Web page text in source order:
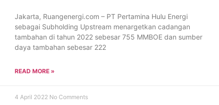
Jakarta, Ruangenergi.com – PT Pertamina Hulu Energi
sebagai Subholding Upstream menargetkan cadangan
tambahan di tahun 2022 sebesar 755 MMBOE dan sumber
daya tambahan sebesar 222
READ MORE »
4 April 2022 No Comments